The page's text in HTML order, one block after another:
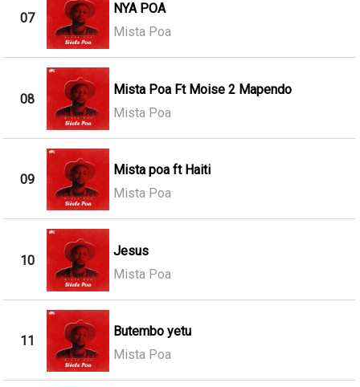
07
NYA POA
Mista Poa
08
Mista Poa Ft Moise 2 Mapendo
Mista Poa
09
Mista poa ft Haiti
Mista Poa
10
Jesus
Mista Poa
11
Butembo yetu
Mista Poa